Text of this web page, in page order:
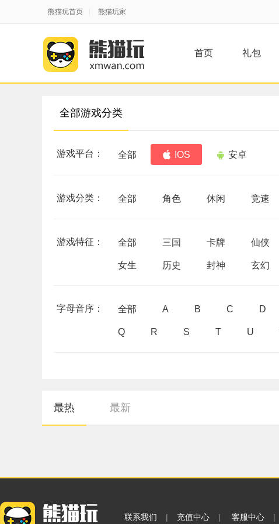
熊猫玩首页 熊猫玩家
首页 礼包
全部游戏分类
游戏平台： 全部 IOS 安卓
游戏分类： 全部 角色 休闲 竞速
游戏特征： 全部 三国 卡牌 仙侠
女生 历史 封神 玄幻
字母音序： 全部 A B C D
Q R S T U
最热 最新
联系我们 | 充值中心 | 客服中心 |